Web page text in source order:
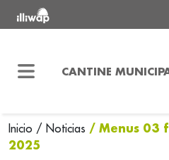
CANTINE
Inicio / Noticias / Menus 03
2025